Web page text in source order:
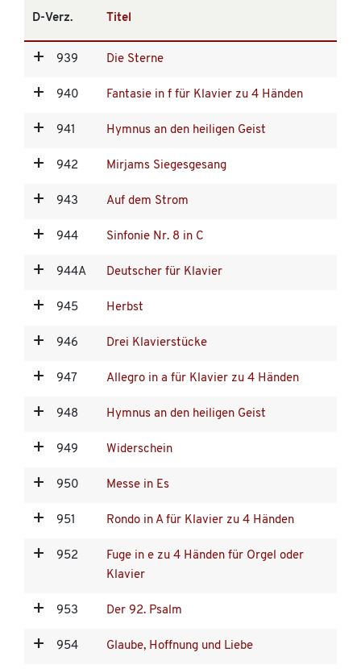
D-Verz. Titel
939 Die Sterne
940 Fantasie in f für Klavier zu 4 Händen
941 Hymnus an den heiligen Geist
942 Mirjams Siegesgesang
943 Auf dem Strom
944 Sinfonie Nr. 8 in C
944A Deutscher für Klavier
945 Herbst
946 Drei Klavierstücke
947 Allegro in a für Klavier zu 4 Händen
948 Hymnus an den heiligen Geist
949 Widerschein
950 Messe in Es
951 Rondo in A für Klavier zu 4 Händen
952
Fuge in e zu 4 Händen für Orgel oder
Klavier
953 Der 92. Psalm
954 Glaube, Hoffnung und Liebe